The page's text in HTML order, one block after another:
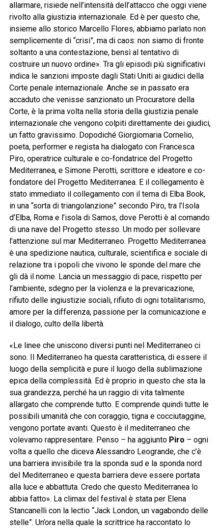
allarmare, risiede nell’intensità dell’attacco che oggi viene
rivolto alla giustizia internazionale. Ed è per questo che,
insieme allo storico Marcello Flores, abbiamo parlato non
semplicemente di “crisi”, ma di caos: non siamo di fronte
soltanto a una contestazione, bensì al tentativo di
costruire un nuovo ordine». Tra gli episodi più significativi
indica le sanzioni imposte dagli Stati Uniti ai giudici della
Corte penale internazionale. Anche se in passato era
accaduto che venisse sanzionato un Procuratore della
Corte, è la prima volta nella storia della giustizia penale
internazionale che vengono colpiti direttamente dei giudici,
un fatto gravissimo. Dopodiché Giorgiomaria Cornelio,
poeta, performer e regista ha dialogato con Francesca
Piro, operatrice culturale e co-fondatrice del Progetto
Mediterranea, e Simone Perotti, scrittore e ideatore e co-
fondatore del Progetto Mediterranea. E il collegamento è
stato immediato il collegamento con il tema di Elba Book,
in una “sorta di triangolanzione” secondo Piro, tra l’Isola
d’Elba, Roma e l’isola di Samos, dove Perotti è al comando
di una nave del Progetto stesso. Un modo per sollevare
l’attenzione sul mar Mediterraneo. Progetto Mediterranea
è una spedizione nautica, culturale, scientifica e sociale di
relazione tra i popoli che vivono le sponde del mare che
gli dà il nome. Lancia un messaggio di pace, rispetto per
l’ambiente, sdegno per la violenza e la prevaricazione,
rifiuto delle ingiustizie sociali, rifiuto di ogni totalitarismo,
amore per la differenza, passione per la comunicazione e
il dialogo, culto della libertà.
«Le linee che uniscono diversi punti nel Mediterraneo ci
sono. Il Mediterraneo ha questa caratteristica, di essere il
luogo della semplicità e pure il luogo della sublimazione
epica della complessità. Ed è proprio in questo che sta la
sua grandezza, perché ha un raggio di vita talmente
allargato che comprende tutto. E comprende quindi tutte le
possibili umanità che con coraggio, tigna e cocciutaggine,
vengono portate avanti. Questo è il mediterraneo che
volevamo rappresentare. Penso – ha aggiunto Piro – ogni
volta a quello che diceva Alessandro Leogrande, che c’è
una barriera invisibile tra la sponda sud e la sponda nord
del Mediterraneo e questa barriera deve essere portata
alla luce e abbattuta. Credo che questo Mediterranea lo
abbia fatto». La climax del festival è stata per Elena
Stancanelli con la lectio “Jack London, un vagabondo delle
stelle”. Un’ora nella quale la scrittrice ha raccontato lo